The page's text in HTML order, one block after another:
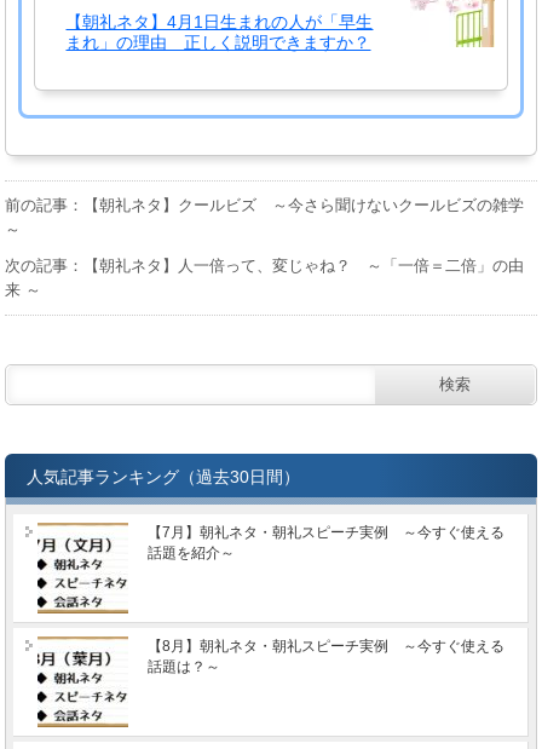
【朝礼ネタ】4月1日生まれの人が「早生
まれ」の理由 正しく説明できますか？
前の記事：【朝礼ネタ】クールビズ ～今さら聞けないクールビズの雑学
～
次の記事：【朝礼ネタ】人一倍って、変じゃね？ ～「一倍＝二倍」の由
来 ～
人気記事ランキング（過去30日間）
【7月】朝礼ネタ・朝礼スピーチ実例 ～今すぐ使える
話題を紹介～
【8月】朝礼ネタ・朝礼スピーチ実例 ～今すぐ使える
話題は？～